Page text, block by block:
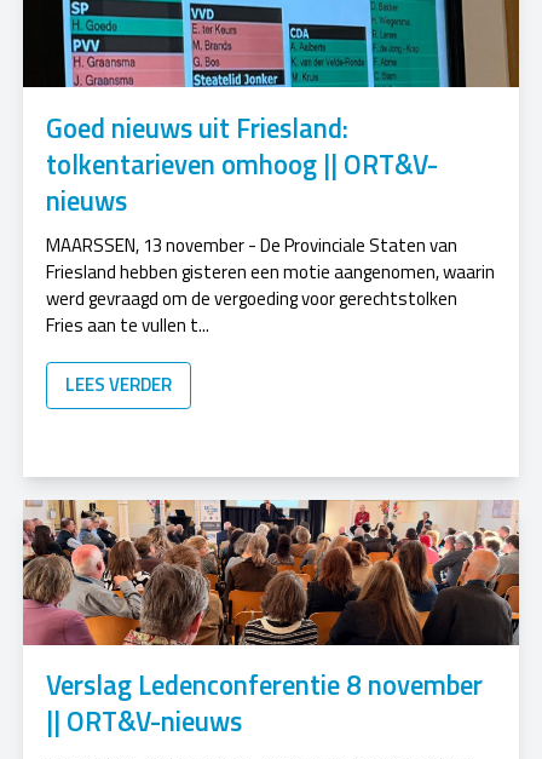
Goed nieuws uit Friesland:
tolkentarieven omhoog || ORT&V-
nieuws
MAARSSEN, 13 november - De Provinciale Staten van
Friesland hebben gisteren een motie aangenomen, waarin
werd gevraagd om de vergoeding voor gerechtstolken
Fries aan te vullen t...
LEES VERDER
Verslag Ledenconferentie 8 november
|| ORT&V-nieuws